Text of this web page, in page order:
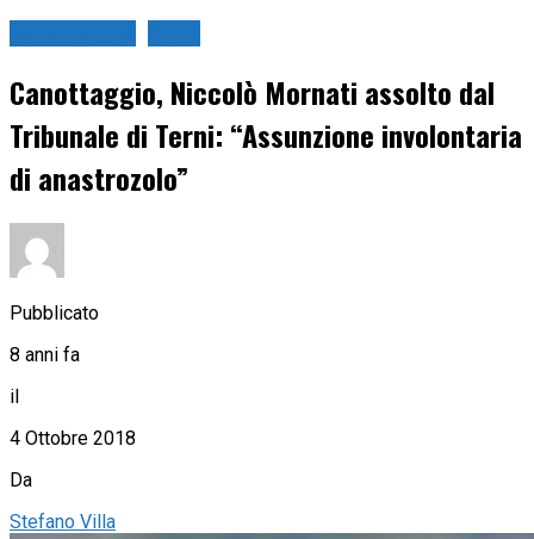
Canottaggio, Niccolò Mornati assolto dal
Tribunale di Terni: “Assunzione involontaria
di anastrozolo”
Pubblicato
8 anni fa
il
4 Ottobre 2018
Da
Stefano Villa